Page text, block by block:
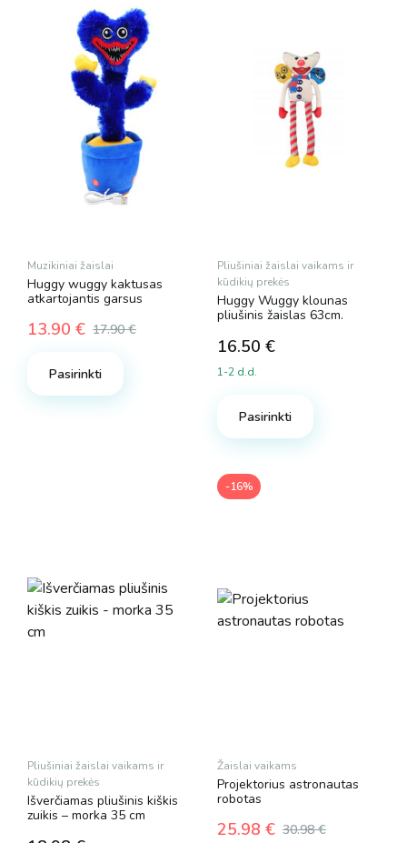
Muzikiniai žaislai
Huggy wuggy kaktusas
atkartojantis garsus
17.90€
was:
17.90 €.
13.90 €
13.90 €.
Pasirinkti
Pliušiniai žaislai vaikams ir
kūdikių prekės
Huggy Wuggy klounas
pliušinis žaislas 63cm.
16.50 €
1-2 d.d.
Pasirinkti
Pliušiniai žaislai vaikams ir
kūdikių prekės
Išverčiamas pliušinis kiškis
zuikis – morka 35 cm
-16%
Žaislai vaikams
Projektorius astronautas
robotas
30.98€
25.98 €